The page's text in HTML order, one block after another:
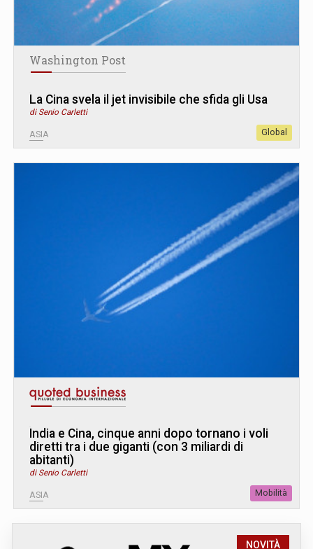
Washington Post
La Cina svela il jet invisibile che sfida gli Usa
di Senio Carletti
ASIA Global
India e Cina, cinque anni dopo tornano i voli
diretti tra i due giganti (con 3 miliardi di
abitanti)
di Senio Carletti
ASIA Mobilità
NOVITÀ